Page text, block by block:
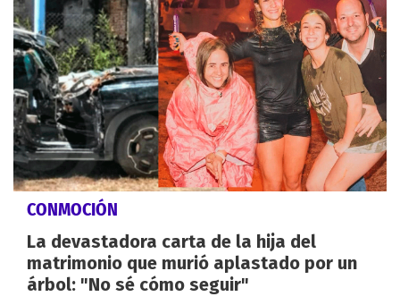
CONMOCIÓN
La devastadora carta de la hija del
matrimonio que murió aplastado por un
árbol: "No sé cómo seguir"